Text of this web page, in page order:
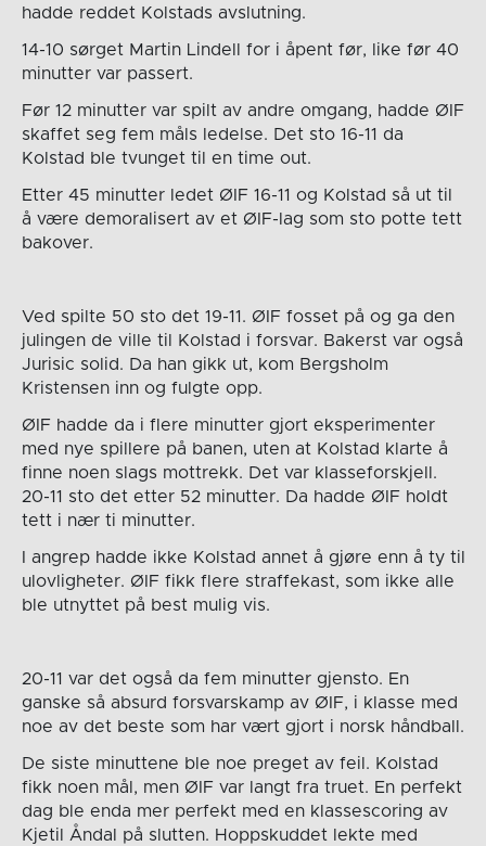
hadde reddet Kolstads avslutning.
14-10 sørget Martin Lindell for i åpent før, like før 40
minutter var passert.
Før 12 minutter var spilt av andre omgang, hadde ØIF
skaffet seg fem måls ledelse. Det sto 16-11 da
Kolstad ble tvunget til en time out.
Etter 45 minutter ledet ØIF 16-11 og Kolstad så ut til
å være demoralisert av et ØIF-lag som sto potte tett
bakover.
Ved spilte 50 sto det 19-11. ØIF fosset på og ga den
julingen de ville til Kolstad i forsvar. Bakerst var også
Jurisic solid. Da han gikk ut, kom Bergsholm
Kristensen inn og fulgte opp.
ØIF hadde da i flere minutter gjort eksperimenter
med nye spillere på banen, uten at Kolstad klarte å
finne noen slags mottrekk. Det var klasseforskjell.
20-11 sto det etter 52 minutter. Da hadde ØIF holdt
tett i nær ti minutter.
I angrep hadde ikke Kolstad annet å gjøre enn å ty til
ulovligheter. ØIF fikk flere straffekast, som ikke alle
ble utnyttet på best mulig vis.
20-11 var det også da fem minutter gjensto. En
ganske så absurd forsvarskamp av ØIF, i klasse med
noe av det beste som har vært gjort i norsk håndball.
De siste minuttene ble noe preget av feil. Kolstad
fikk noen mål, men ØIF var langt fra truet. En perfekt
dag ble enda mer perfekt med en klassescoring av
Kjetil Åndal på slutten. Hoppskuddet lekte med